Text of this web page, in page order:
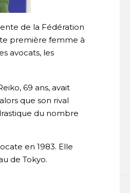
de la Fédération
première femme à
avocats, les
69 ans, avait
que son rival
du nombre
en 1983. Elle
de Tokyo.